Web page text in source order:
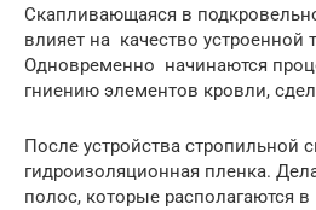
Скапливающаяся в
влияет на качество устроенной
Одновременно начинаются
гниению элементов кровли,
После устройства стропильной
гидроизоляционная пленка.
полос, которые располагаются